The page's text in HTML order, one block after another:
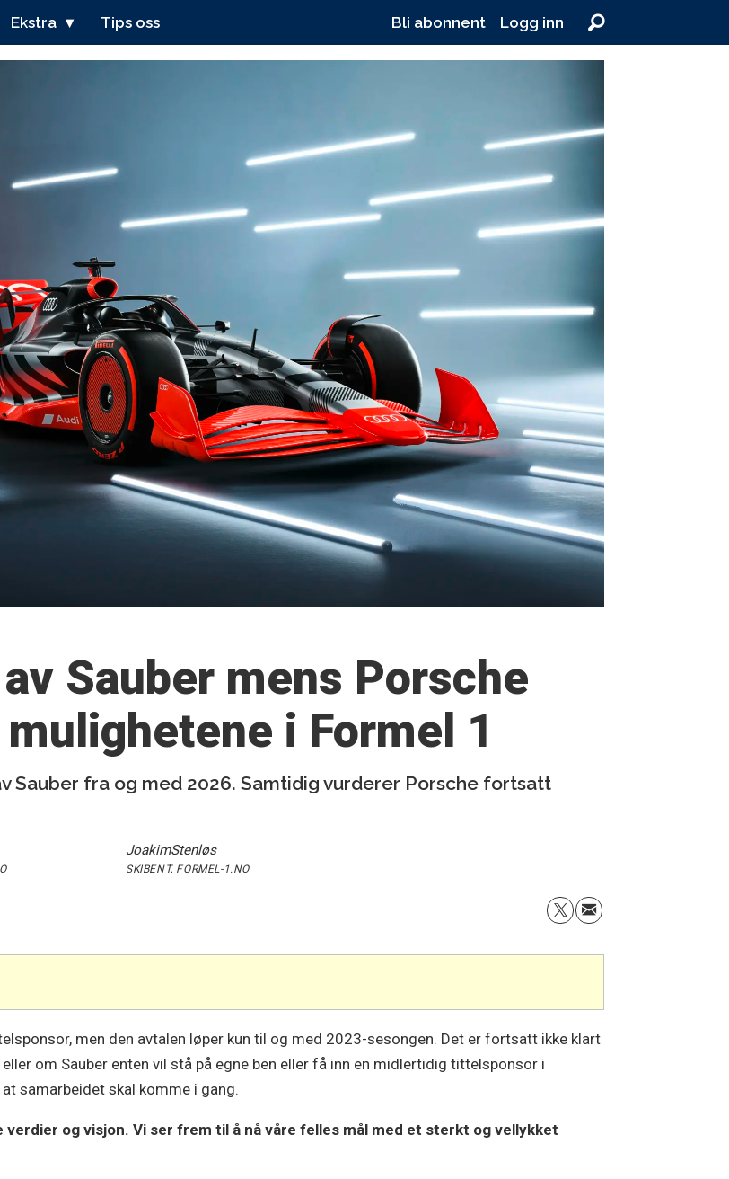
Ekstra Tips oss Bli abonnent Logg inn
Sauber mens Porsche
i Formel 1
Sauber fra og med 2026. Samtidig vurderer Porsche fortsatt
JoakimStenløs
SKIBENT, FORMEL-1.NO
men den avtalen løper kun til og med 2023-sesongen. Det er fortsatt ikke klart
om Sauber enten vil stå på egne ben eller få inn en midlertidig tittelsponsor i
samarbeidet skal komme i gang.
og visjon. Vi ser frem til å nå våre felles mål med et sterkt og vellykket